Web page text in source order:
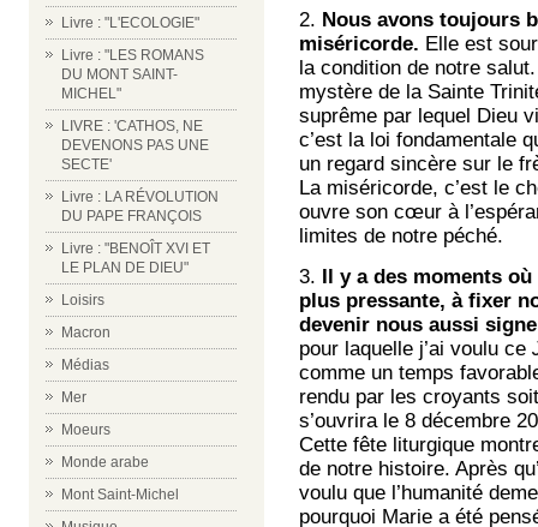
Livre : "L'ECOLOGIE"
Livre : "LES ROMANS
DU MONT SAINT-
MICHEL"
LIVRE : 'CATHOS, NE
DEVENONS PAS UNE
SECTE'
Livre : LA RÉVOLUTION
DU PAPE FRANÇOIS
Livre : "BENOÎT XVI ET
LE PLAN DE DIEU"
Loisirs
Macron
Médias
Mer
Moeurs
Monde arabe
Mont Saint-Michel
2. Nous avons toujours
miséricorde. Elle est
la condition de notre
mystère de la Sainte
suprême par lequel Dieu
c’est la loi fondamentale
un regard sincère sur le
La miséricorde, c’est le
ouvre son cœur à
limites de notre péché.
3. Il y a des moments
plus pressante, à fixer
devenir nous aussi
pour laquelle j’ai voulu ce
comme un temps
rendu par les croyants
s’ouvrira le 8 décembre
Cette fête liturgique
de notre histoire. Après
voulu que l’humanité
pourquoi Marie a été